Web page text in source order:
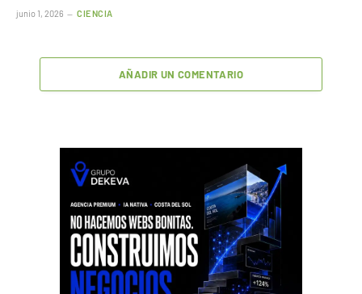
junio 1, 2026 CIENCIA
AÑADIR UN COMENTARIO